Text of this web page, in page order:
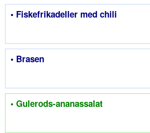
• Fiskefrikadeller med chili
• Brasen
• Gulerods-ananassalat